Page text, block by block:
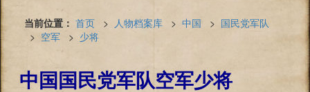
当前位置： 首页 > 人物档案库 > 中国 > 国民党军队
> 空军 > 少将
中国国民党军队空军少将